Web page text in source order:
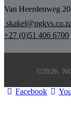
Van Heerdenweg
+27 (0)51 406 6700
©2026.
Facebook